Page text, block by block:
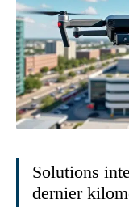
Solutions
dernier